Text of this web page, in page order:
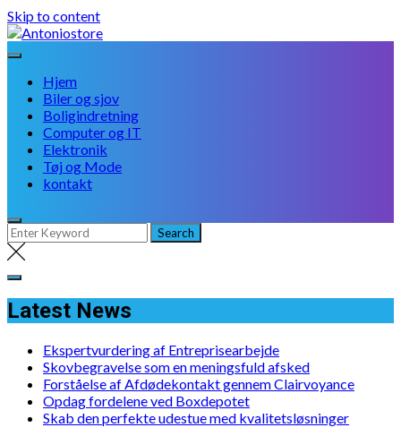
Skip to content
Hjem
Biler og sjov
Boligindretning
Computer og IT
Elektronik
Tøj og Mode
kontakt
Latest News
Ekspertvurdering af Entreprisearbejde
Skovbegravelse som en meningsfuld afsked
Forståelse af Afdødekontakt gennem Clairvoyance
Opdag fordelene ved Boxdepotet
Skab den perfekte udestue med kvalitetsløsninger